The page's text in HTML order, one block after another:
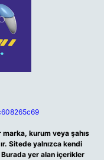
kurum veya şahıs
Sitede yalnızca kendi
Burada yer alan içerikler